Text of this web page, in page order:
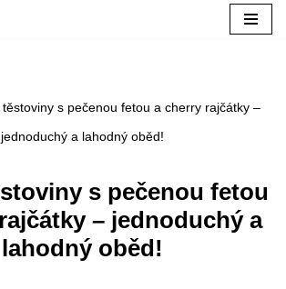
těstoviny s pečenou fetou a cherry rajčátky –
jednoduchý a lahodný oběd!
s pečenou fetou
– jednoduchý a
lahodný oběd!